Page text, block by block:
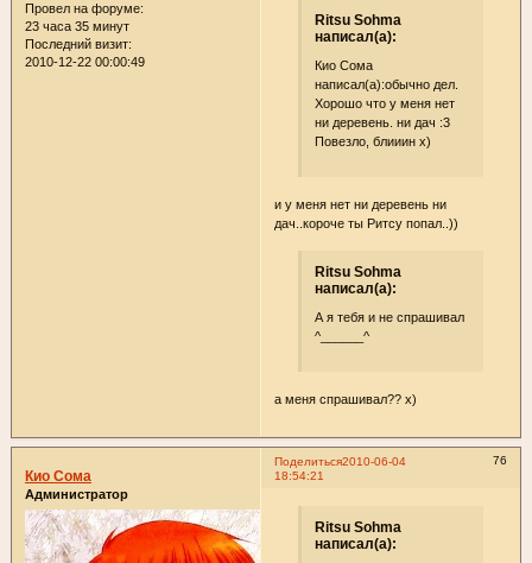
Провел на форуме:
23 часа 35 минут
Последний визит:
2010-12-22 00:00:49
Ritsu Sohma
написал(а):
Кио Сома
написал(а):обычно дел.
Хорошо что у меня нет
ни деревень. ни дач :3
Повезло, блииин х)
и у меня нет ни деревень ни
дач..короче ты Ритсу попал..))
Ritsu Sohma
написал(а):
А я тебя и не спрашивал
^______^
а меня спрашивал?? х)
Поделиться 76
2010-06-04
18:54:21
Кио Сома
Администратор
Ritsu Sohma
написал(а):